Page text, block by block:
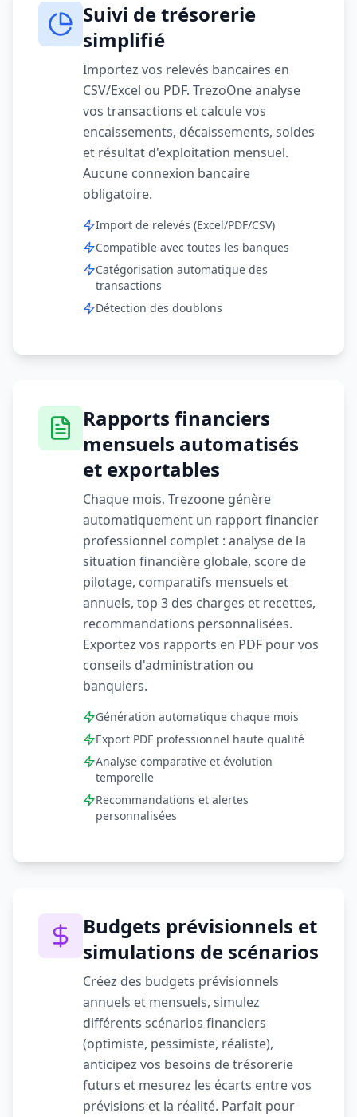
Suivi de trésorerie
simplifié
Importez vos relevés bancaires en
CSV/Excel ou PDF. TrezoOne analyse
vos transactions et calcule vos
encaissements, décaissements, soldes
et résultat d'exploitation mensuel.
Aucune connexion bancaire
obligatoire.
Import de relevés (Excel/PDF/CSV)
Compatible avec toutes les banques
Catégorisation automatique des
transactions
Détection des doublons
Rapports financiers
mensuels automatisés
et exportables
Chaque mois, Trezoone génère
automatiquement un rapport financier
professionnel complet : analyse de la
situation financière globale, score de
pilotage, comparatifs mensuels et
annuels, top 3 des charges et recettes,
recommandations personnalisées.
Exportez vos rapports en PDF pour vos
conseils d'administration ou
banquiers.
Génération automatique chaque mois
Export PDF professionnel haute qualité
Analyse comparative et évolution
temporelle
Recommandations et alertes
personnalisées
Budgets prévisionnels et
simulations de scénarios
Créez des budgets prévisionnels
annuels et mensuels, simulez
différents scénarios financiers
(optimiste, pessimiste, réaliste),
anticipez vos besoins de trésorerie
futurs et mesurez les écarts entre vos
prévisions et la réalité. Parfait pour